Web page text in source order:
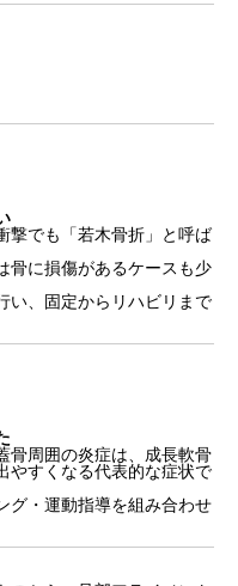
撃でも「若木骨折」と呼ば
骨に損傷があるケースも少
い、固定からリハビリまで
骨周囲の炎症は、成長軟骨
やすくなる代表的な症状で
グ・運動指導を組み合わせ